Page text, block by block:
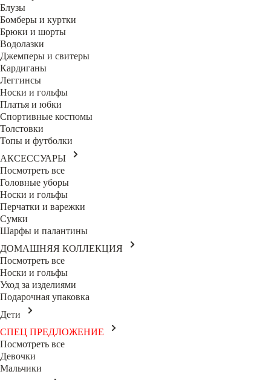
Блузы
Бомберы и куртки
Брюки и шорты
Водолазки
Джемперы и свитеры
Кардиганы
Леггинсы
Носки и гольфы
Платья и юбки
Спортивные костюмы
Толстовки
Топы и футболки
АКСЕССУАРЫ
Посмотреть все
Головные уборы
Носки и гольфы
Перчатки и варежки
Сумки
Шарфы и палантины
ДОМАШНЯЯ КОЛЛЕКЦИЯ
Посмотреть все
Носки и гольфы
Уход за изделиями
Подарочная упаковка
Дети
СПЕЦ ПРЕДЛОЖЕНИЕ
Посмотреть все
Девочки
Мальчики